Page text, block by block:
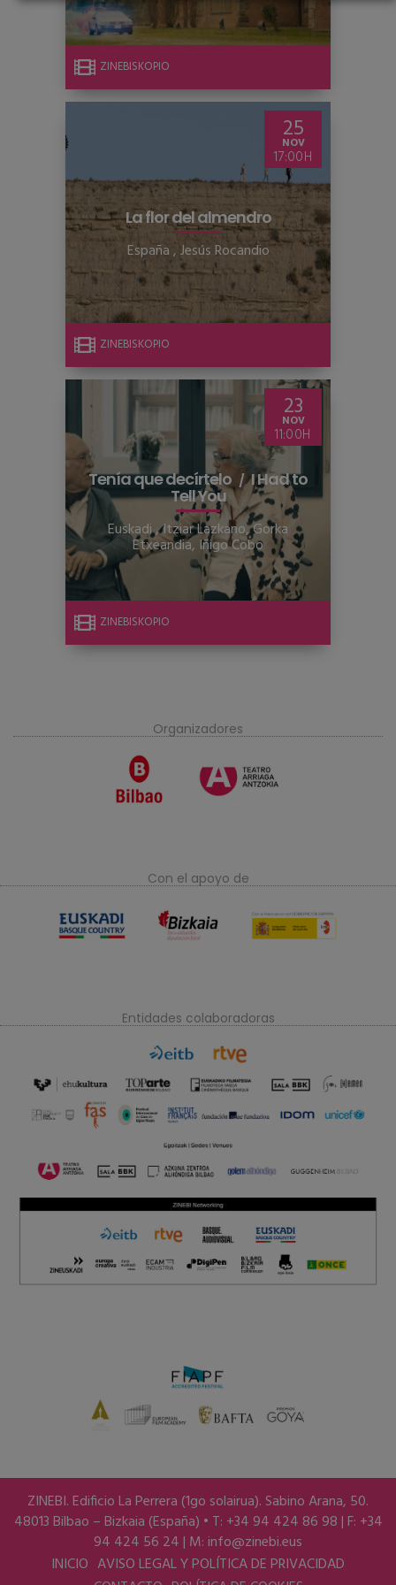
ZINEBISKOPIO
25
NOV
17:00
La flor del almendro
España,Jesús Rocandio
ZINEBISKOPIO
23
NOV
11:00
Tenía que decírtelo I Had to
Tell You
Euskadi,Itziar Lazkano, Gorka
Etxeandia, Iñigo Cobo
ZINEBISKOPIO
Organizadores
Con el apoyo de
Entidades colaboradoras
ZINEBI. Edificio La Perrera (1go solairua). Sabino Arana, 50.
48013 Bilbao – Bizkaia (España) • T: +34 94 424 86 98 | F: +34
94 424 56 24 | M:info@zinebi.eus
INICIO AVISO LEGAL Y POLÍTICA DE PRIVACIDAD